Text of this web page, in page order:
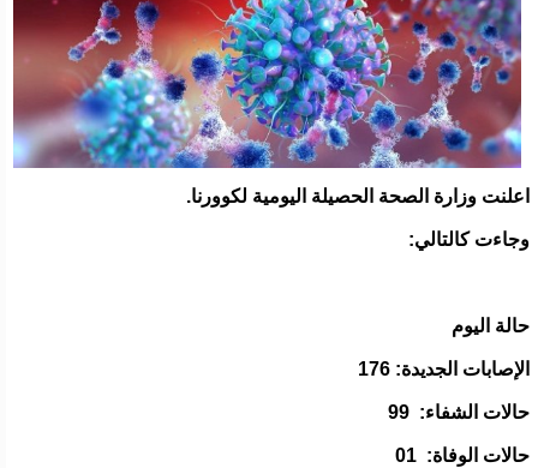
اعلنت وزارة الصحة الحصيلة اليومية لكوورنا.
وجاءت كالتالي:
حالة اليوم
الإصابات الجديدة: 176
حالات الشفاء: 99
حالات الوفاة: 01